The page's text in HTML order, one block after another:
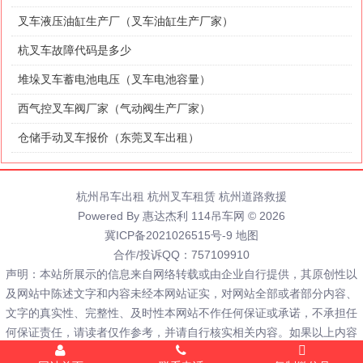
叉车液压油缸生产厂（叉车油缸生产厂家）
杭叉车故障代码是多少
堆垛叉车蓄电池电压（叉车电池容量）
西气控叉车阀厂家（气动阀生产厂家）
仓储手动叉车报价（东莞叉车出租）
杭州吊车出租 杭州叉车租赁 杭州道路救援
Powered By 惠达杰利 114吊车网 © 2026
冀ICP备2021026515号-9 地图
合作/投诉QQ：757109910
声明：本站所展示的信息来自网络转载或由企业自行提供，其原创性以
及网站中陈述文字和内容未经本网站证实，对网站全部或者部分内容、
文字的真实性、完整性、及时性本网站不作任何保证或承诺，不承担任
何保证责任，请读者仅作参考，并请自行核实相关内容。如果以上内容
侵犯您的版权或者非授权发布和其它问题请联系客服删除，谢谢。